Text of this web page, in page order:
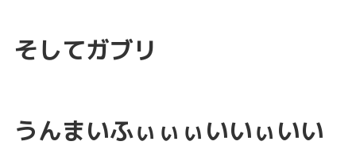
そしてガブリ
うんまいふぃぃぃいいぃいい